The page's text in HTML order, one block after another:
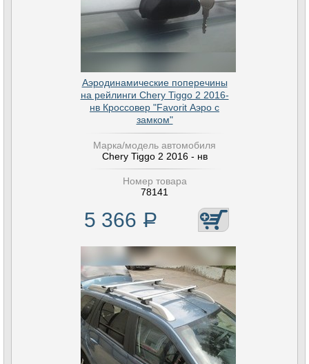
Аэродинамические поперечины
на рейлинги Chery Tiggo 2 2016-
нв Кроссовер "Favorit Аэро с
замком"
Марка/модель автомобиля
Chery Tiggo 2 2016 - нв
Номер товара
78141
5 366 Р